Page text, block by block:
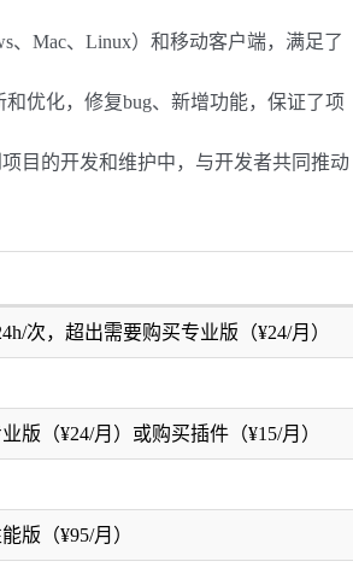
、Mac、Linux）和移动客户端，满足了
优化，修复bug、新增功能，保证了项
目的开发和维护中，与开发者共同推动
次，超出需要购买专业版（¥24/月）
版（¥24/月）或购买插件（¥15/月）
版（¥95/月）